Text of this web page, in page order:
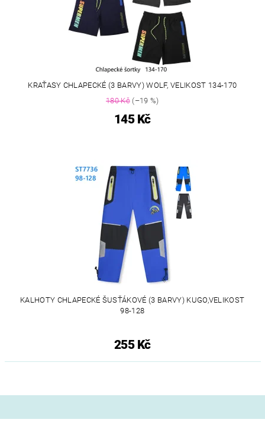
KRAŤASY CHLAPECKÉ (3 BARVY) WOLF, VELIKOST 134-170
180 Kč(–19 %)
145 Kč
KALHOTY CHLAPECKÉ ŠUSŤÁKOVÉ (3 BARVY) KUGO,VELIKOST
98-128
255 Kč